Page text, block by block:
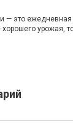
— это ежедневная
урожая,